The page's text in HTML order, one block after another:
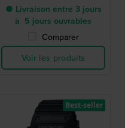
● Livraison entre 3 jours
à 5 jours ouvrables
Comparer
Voir les produits
Best-seller